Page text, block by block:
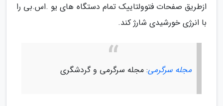
ازطریق صفحات فتوولتاییک تمام دستگاه های یو .اس.بی را
با انرژی خورشیدی شارژ کند.
مجله سرگرمی: مجله سرگرمی و گردشگری